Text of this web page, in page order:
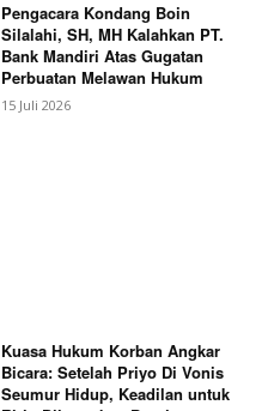
Pengacara Kondang Boin
Silalahi, SH, MH Kalahkan PT.
Bank Mandiri Atas Gugatan
Perbuatan Melawan Hukum
15 Juli 2026
Kuasa Hukum Korban Angkar
Bicara: Setelah Priyo Di Vonis
Seumur Hidup, Keadilan untuk